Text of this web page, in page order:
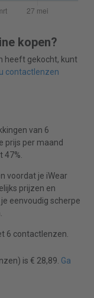
kopen?
heeft gekocht, kunt
contactlenzen
van 6
prijs per maand
47%.
voordat je iWear
prijzen en
eenvoudig scherpe
6 contactlenzen.
is € 28,89. Ga